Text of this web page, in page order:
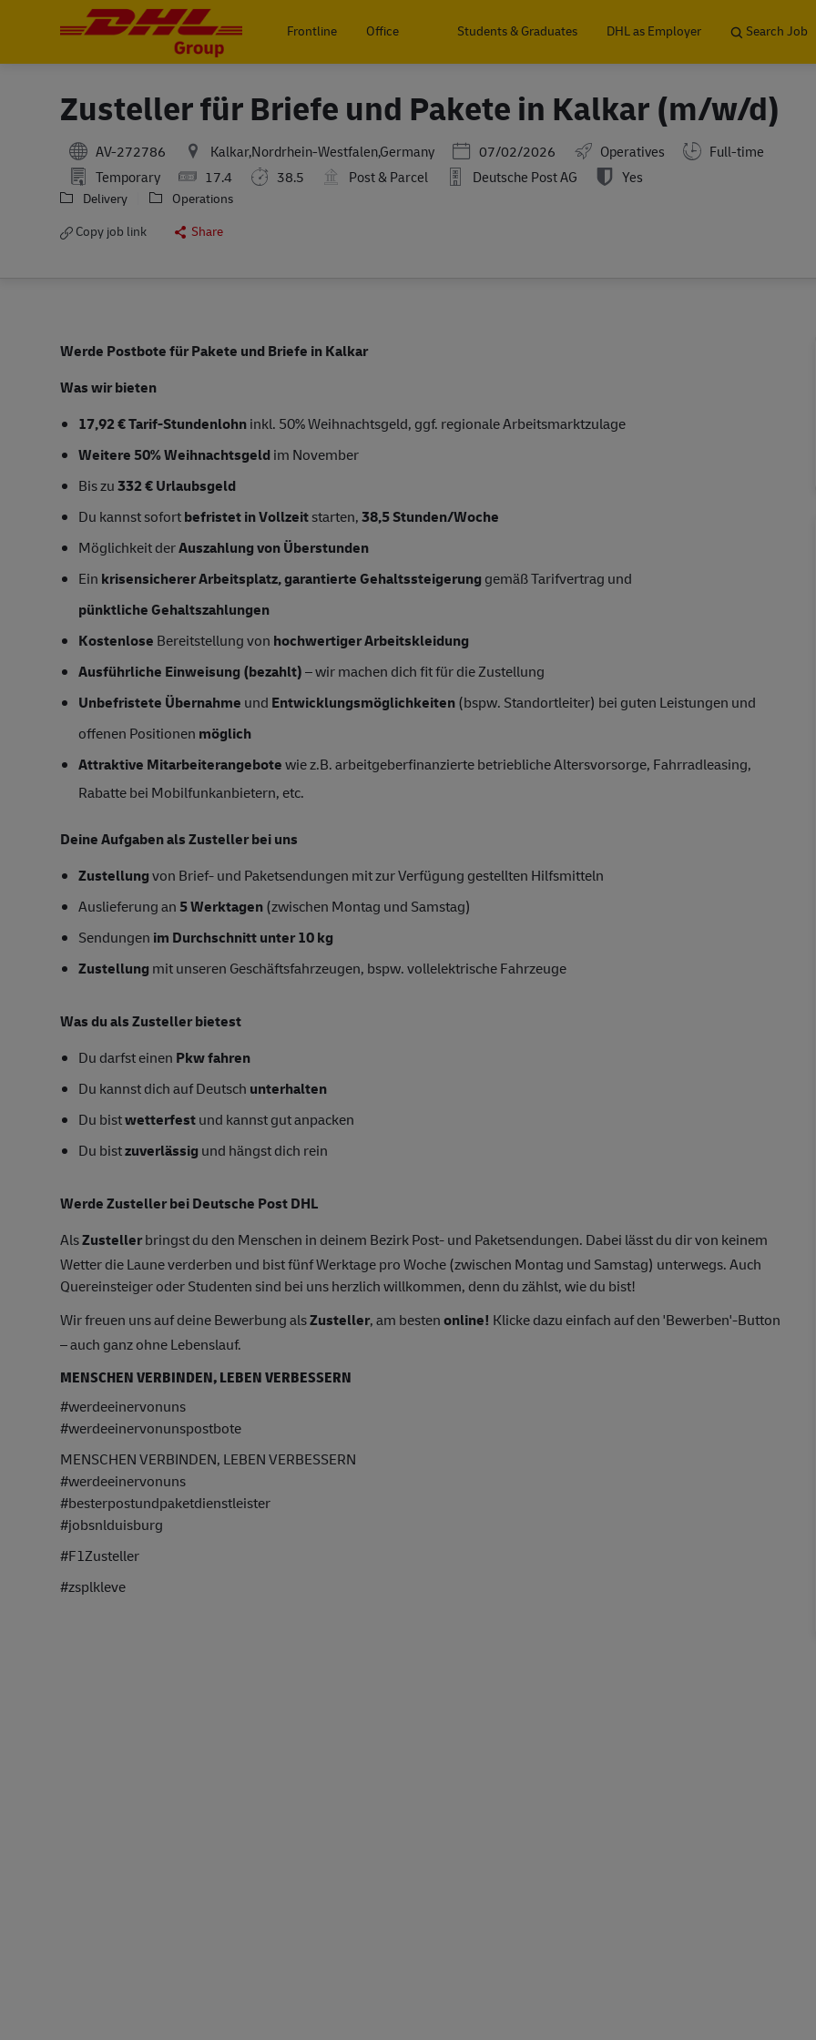
Frontline
Office Students & Graduates DHL as Employer Search Job
Zusteller für Briefe und Pakete in Kalkar (m/w/d)
AV-272786 Kalkar,Nordrhein-Westfalen,Germany Posted Date
07/02/2026 Operatives
Full-time
Temporary
17.4 38.5 Post & Parcel Deutsche Post AG Yes
Delivery
Operations
Copy job link
Share
Werde Postbote für Pakete und Briefe in Kalkar
Was wir bieten
17,92 € Tarif-Stundenlohninkl. 50% Weihnachtsgeld, ggf. regionale Arbeitsmarktzulage
Weitere 50% Weihnachtsgeldim November
Bis zu332 € Urlaubsgeld
Du kannst sofortbefristet in Vollzeitstarten,38,5 Stunden/Woche
Möglichkeit derAuszahlung von Überstunden
Ein krisensicherer Arbeitsplatz, garantierte Gehaltssteigerung gemäß Tarifvertrag und
pünktliche Gehaltszahlungen
Kostenlose Bereitstellung von hochwertiger Arbeitskleidung
Ausführliche Einweisung (bezahlt)– wir machen dich fit für die Zustellung
Unbefristete Übernahme und Entwicklungsmöglichkeiten(bspw. Standortleiter) bei guten Leistungen und
offenen Positionen möglich
Attraktive Mitarbeiterangebotewie z.B. arbeitgeberfinanzierte betriebliche Altersvorsorge, Fahrradleasing,
Rabatte bei Mobilfunkanbietern, etc.
Deine Aufgaben alsZustellerbei uns
Zustellungvon Brief- und Paketsendungen mit zur Verfügung gestellten Hilfsmitteln
Auslieferung an5 Werktagen(zwischen Montag und Samstag)
Sendungen im Durchschnitt unter 10 kg
Zustellung mit unseren Geschäftsfahrzeugen, bspw. vollelektrische Fahrzeuge
Was du als Zusteller bietest
Du darfst einen Pkw fahren
Du kannst dich auf Deutsch unterhalten
Du bistwetterfestund kannst gut anpacken
Du bistzuverlässig und hängst dich rein
WerdeZustellerbei Deutsche Post DHL
AlsZustellerbringst du den Menschen in deinem Bezirk Post- und Paketsendungen. Dabei lässt du dir von keinem
Wetter die Laune verderben und bist fünf Werktage pro Woche (zwischen Montag und Samstag) unterwegs. Auch
Quereinsteiger oder Studenten sind bei uns herzlich willkommen, denn du zählst, wie du bist!
Wir freuen uns auf deine Bewerbung alsZusteller, am bestenonline! Klicke dazu einfach auf den 'Bewerben'-Button
– auch ganz ohne Lebenslauf.
MENSCHEN VERBINDEN, LEBEN VERBESSERN
#werdeeinervonuns
#werdeeinervonunspostbote
MENSCHEN VERBINDEN, LEBEN VERBESSERN
#werdeeinervonuns
#besterpostundpaketdienstleister
#jobsnlduisburg
#F1Zusteller
#zsplkleve